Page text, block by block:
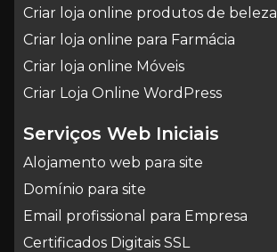
Criar loja online produtos de beleza
Criar loja online para Farmácia
Criar loja online Móveis
Criar Loja Online WordPress
Serviços Web Iniciais
Alojamento web para site
Domínio para site
Email profissional para Empresa
Certificados Digitais SSL